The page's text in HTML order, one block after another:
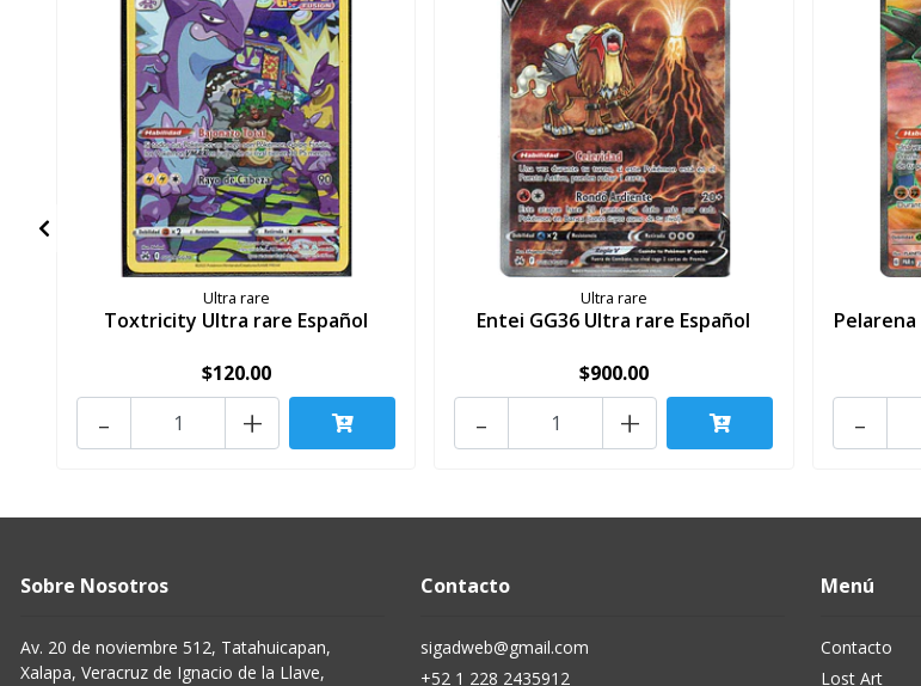
Ultra rare
Toxtricity Ultra rare Español
$120.00
+
-
Ultra rare
Entei GG36 Ultra rare Español
$900.00
+
- -
Sobre Nosotros
Av. 20 de noviembre 512, Tatahuicapan,
Xalapa, Veracruz de Ignacio de la Llave,
Contacto
sigadweb@gmail.com
+52 1 228 2435912
Menú
Contacto
Lost Art